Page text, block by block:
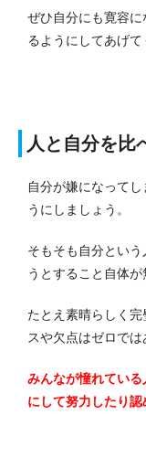
ぜひ自分にも寛容
るようにしてあげて
人と自分を比
自分が嫌になって
うにしましょう。
そもそも自分とい
うとすること自体が
たとえ素晴らしく
スや欠点はゼロでは
みんなが憧れてい
にして努力したり